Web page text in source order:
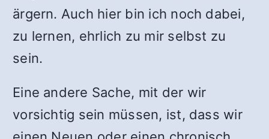
ärgern. Auch hier bin ich noch dabei,
zu lernen, ehrlich zu mir selbst zu
sein.
Eine andere Sache, mit der wir
vorsichtig sein müssen, ist, dass wir